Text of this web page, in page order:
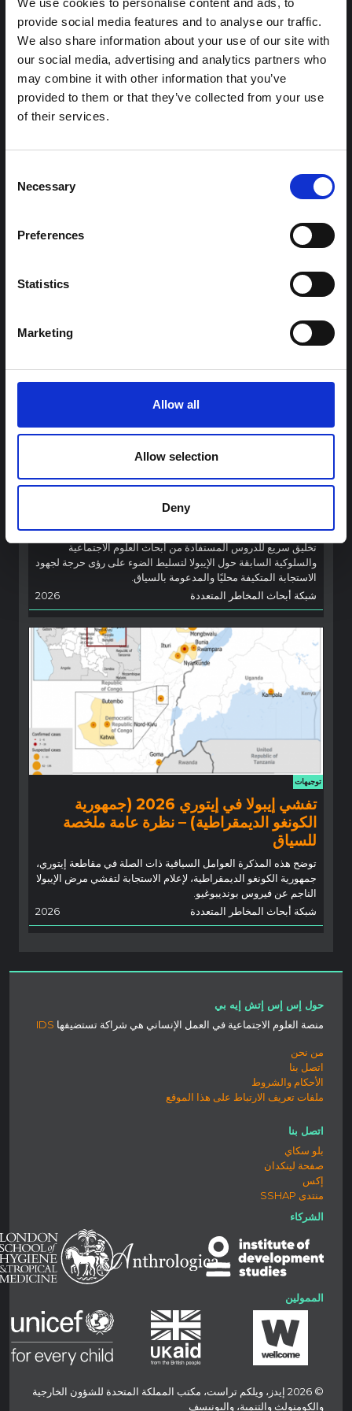
We use cookies to personalise content and ads, to
provide social media features and to analyse our traffic.
We also share information about your use of our site with
our social media, advertising and analytics partners who
may combine it with other information that you’ve
provided to them or that they’ve collected from your use
of their services.
Selection
Necessary
Preferences
Statistics
Marketing
Allow all
Allow selection
Deny
ص الذين أجبروا على الفرار من منازلهم - 1.4 مليون منهم من الأطفال - لكنه
م أنفسهم يصنفون بين أفقر سكان العالم وأكثرهم عرضة للفقر والصراع وال
صراعات. تغير المناخ. نزح ما يقرب من 43,000 شخص في تشاد.
Read Less
ملاحظة سياقية: ممارسات الجنازة في إيتوري
هذه المذكرة هي الثانية التي ينتجها "التجمع من أجل إيتوري"، وهي
شبكة غير رسمية يقودها بشكل أساسي علماء اجتماعيون يقدمون
معلومات سياقية للاستجابة لتفشي إيبولا بونديبوغيو في إيتوري،
شرق جمهورية الكونغو الديمقراطية. توسع هذه المذكرة في ...
هال للعلوم المفتوحة
2026
في إيتوري (2026)
تقدم هذه المذكرة خلفية سياقية حول مقاطعة إيتوري، التي تتأثر
الأخبار والتطورات الأخيرة في الاستجابة لفيروس إيبولا، بل تقدم
السياق العام الذي تعمل فيه جهات...
الاجتماعية والسلوكية حول الإيبولا من أجل
جمهورية الكونغو الديمقراطية
تخليق سريع للدروس المستفادة من أبحاث العلوم الاجتماعية
والسلوكية السابقة حول الإيبولا لتسليط الضوء على رؤى حرجة لجهود
الاستجابة المتكيفة محليًا والمدعومة بالسياق.
شبكة أبحاث المخاطر المتعددة
2026
توجيهات
تفشي إيبولا في إيتوري 2026 (جمهورية
الكونغو الديمقراطية) – نظرة عامة ملخصة
للسياق
توضح هذه المذكرة العوامل السياقية ذات الصلة في مقاطعة إيتوري،
جمهورية الكونغو الديمقراطية، لإعلام الاستجابة لتفشي مرض الإيبولا
الناجم عن فيروس بونديبوغيو.
شبكة أبحاث المخاطر المتعددة
2026
حول إس إس إتش إيه بي
منصة العلوم الاجتماعية في العمل الإنساني هي شراكة تستضيفها IDS
من نحن
اتصل بنا
الأحكام والشروط
ملفات تعريف الارتباط على هذا الموقع
اتصل بنا
بلو سكاي
صفحة لينكدان
إكس
منتدى SSHAP
الشركاء
الممولين
© 2026 إيدز، ويلكم تراست، مكتب المملكة المتحدة للشؤون الخارجية
والكومنولث والتنمية، واليونيسف